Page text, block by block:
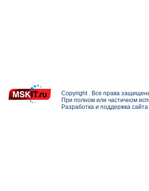
Copyright . Все права
При полном или частичном
Разработка и поддержка